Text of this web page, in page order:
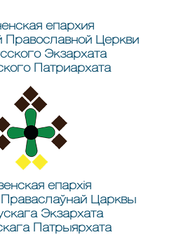
епархия
Православной Церкви
Экзархата
Патриархата
епархія
Царквы
Экзархата
Патрыярхата